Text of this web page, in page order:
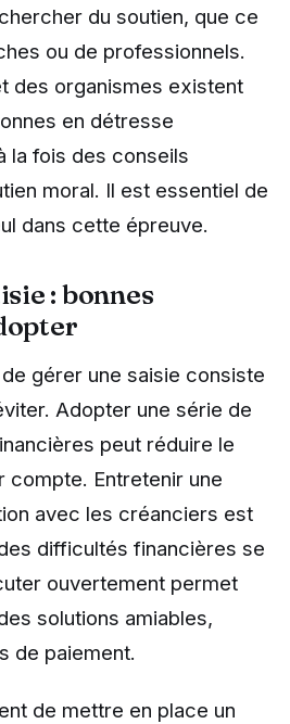
du soutien, que ce
ou de professionnels.
des organismes existent
en détresse
la fois des conseils
moral. Il est essentiel de
dans cette épreuve.
: bonnes
gérer une saisie consiste
Adopter une série de
peut réduire le
compte. Entretenir une
avec les créanciers est
difficultés financières se
ouvertement permet
solutions amiables,
de paiement.
de mettre en place un